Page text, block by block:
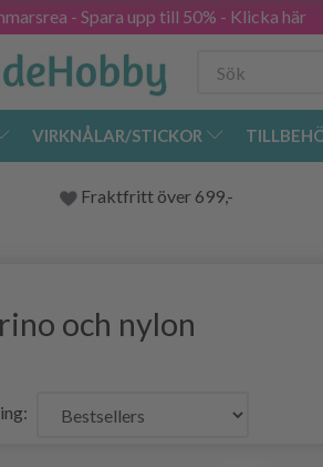
- Spara upp till 50% - Klicka här
VIRKNÅLAR/STICKOR
Fraktfritt över 699,-
och nylon